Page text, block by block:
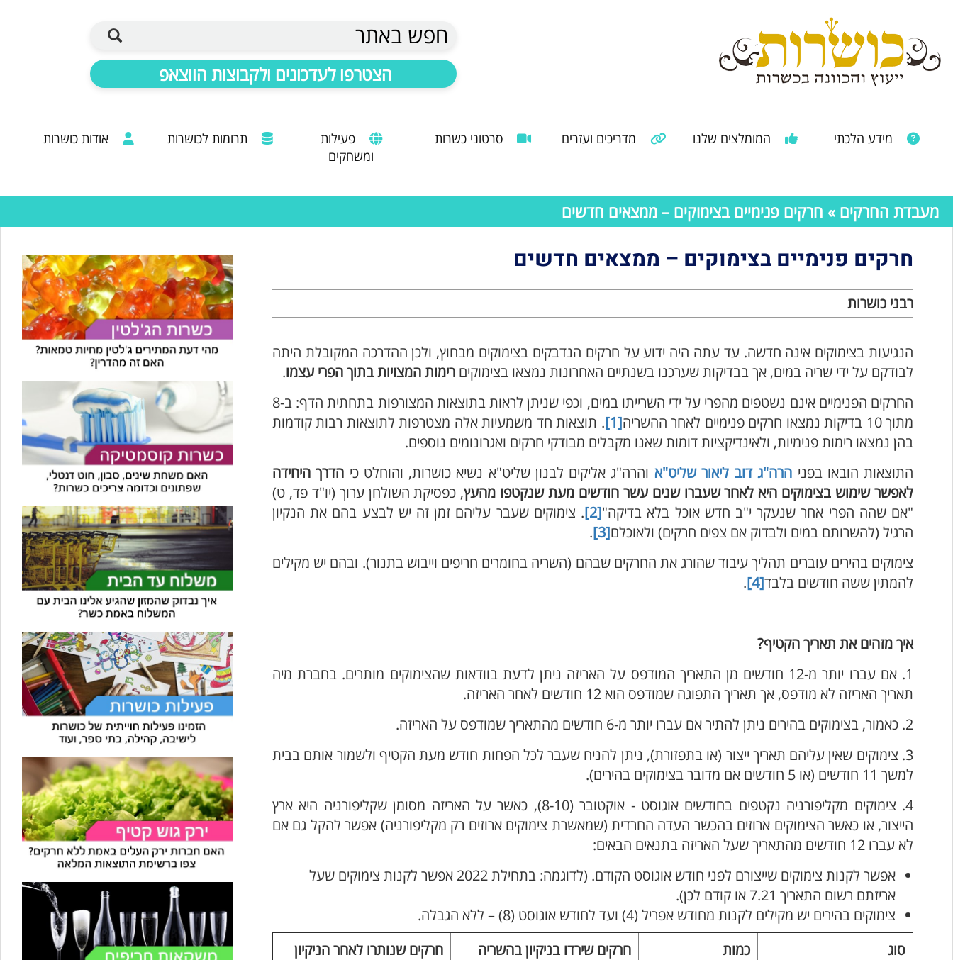
חפש באתר
הצטרפו לעדכונים ולקבוצות הווצאפ
מידע הלכתי המומלצים שלנו מדריכים ועזרים סרטוני כשרות
פעילות
ומשחקים
תרומות לכושרות אודות כושרות
מעבדת החרקים » חרקים פנימיים בצימוקים – ממצאים חדשים
חרקים פנימיים בצימוקים – ממצאים חדשים
רבני כושרות
הנגיעות בצימוקים אינה חדשה. עד עתה היה ידוע על חרקים הנדבקים בצימוקים מבחוץ, ולכן ההדרכה המקובלת היתה
לבודקם על ידי שריה במים, אך בבדיקות שערכנו בשנתיים האחרונות נמצאו בצימוקים רימות המצויות בתוך הפרי עצמו.
החרקים הפנימיים אינם נשטפים מהפרי על ידי השרייתו במים, וכפי שניתן לראות בתוצאות המצורפות בתחתית הדף: ב-8
מתוך 10 בדיקות נמצאו חרקים פנימיים לאחר ההשריה
[1]
. תוצאות חד משמעיות אלה מצטרפות לתוצאות רבות קודמות
בהן נמצאו רימות פנימיות, ולאינדיקציות דומות שאנו מקבלים מבודקי חרקים ואגרונומים נוספים.
התוצאות הובאו בפני הרה"ג דוב ליאור שליט"א והרה"ג אליקים לבנון שליט"א נשיא כושרות, והוחלט כי הדרך היחידה
לאפשר שימוש בצימוקים היא לאחר שעברו שנים עשר חודשים מעת שנקטפו מהעץ, כפסיקת השולחן ערוך (יו"ד פד, ט)
"אם שהה הפרי אחר שנעקר י"ב חדש אוכל בלא בדיקה"[2]
. צימוקים שעבר עליהם זמן זה יש לבצע בהם את הנקיון
הרגיל (להשרותם במים ולבדוק אם צפים חרקים) ולאוכלם[3]
.
צימוקים בהירים עוברים תהליך עיבוד שהורג את החרקים שבהם (השריה בחומרים חריפים וייבוש בתנור). ובהם יש מקילים
להמתין ששה חודשים בלבד[4]
.
איך מזהים את תאריך הקטיף?
1. אם עברו יותר מ-12 חודשים מן התאריך המודפס על האריזה ניתן לדעת בוודאות שהצימוקים מותרים. בחברת מיה
תאריך האריזה לא מודפס, אך תאריך התפוגה שמודפס הוא 12 חודשים לאחר האריזה.
2. כאמור, בצימוקים בהירים ניתן להתיר אם עברו יותר מ-6 חודשים מהתאריך שמודפס על האריזה.
3. צימוקים שאין עליהם תאריך ייצור (או בתפזורת), ניתן להניח שעבר לכל הפחות חודש מעת הקטיף ולשמור אותם בבית
למשך 11 חודשים (או 5 חודשים אם מדובר בצימוקים בהירים).
4. צימוקים מקליפורניה נקטפים בחודשים אוגוסט - אוקטובר (8-10), כאשר על האריזה מסומן שקליפורניה היא ארץ
הייצור, או כאשר הצימוקים ארוזים בהכשר העדה החרדית (שמאשרת צימוקים ארוזים רק מקליפורניה) אפשר להקל גם אם
לא עברו 12 חודשים מהתאריך שעל האריזה בתנאים הבאים:
אפשר לקנות צימוקים שייצורם לפני חודש אוגוסט הקודם. (לדוגמה: בתחילת 2022 אפשר לקנות צימוקים שעל
אריזתם רשום התאריך 7.21 או קודם לכן).
צימוקים בהירים יש מקילים לקנות מחודש אפריל (4) ועד לחודש אוגוסט (8) – ללא הגבלה.
סוג
כמות חרקים שירדו בניקיון בהשריה חרקים שנותרו לאחר הניקיון